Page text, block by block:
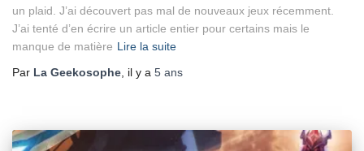
un plaid. J’ai découvert pas mal de nouveaux jeux récemment.
J’ai tenté d’en écrire un article entier pour certains mais le
manque de matière Lire la suite
Par La Geekosophe , il y a 5 ans